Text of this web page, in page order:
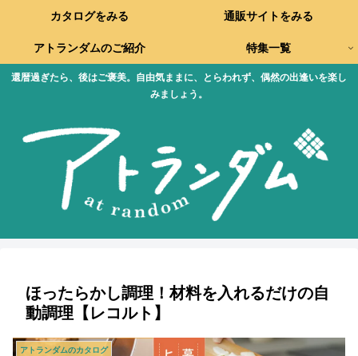
還暦過ぎたら、後はご褒美。自由気ままに、とらわれず、偶然の出逢いを楽し
みましょう。
カタログをみる 通販サイトをみる
アトランダムのご紹介 特集一覧
ほったらかし調理！材料を入れるだけの自
動調理【レコルト】
アトランダムのカタログ